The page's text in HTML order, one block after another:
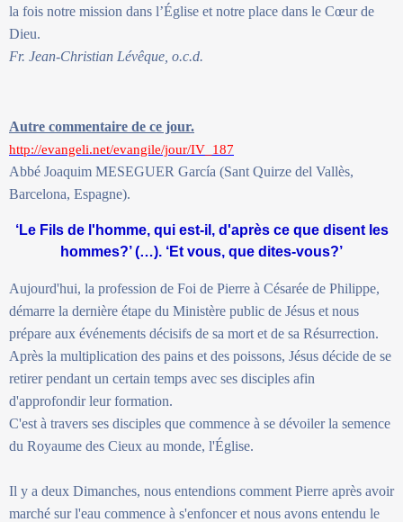
la fois notre mission dans l’Église et notre place dans le Cœur de
Dieu.
Fr. Jean-Christian Lévêque, o.c.d.
Autre commentaire de ce jour.
http://evangeli.net/evangile/jour/IV_187
Abbé Joaquim MESEGUER García (Sant Quirze del Vallès,
Barcelona, Espagne).
‘Le Fils de l'homme, qui est-il, d'après ce que disent les
hommes?’ (…). ‘Et vous, que dites-vous?’
Aujourd'hui, la profession de Foi de Pierre à Césarée de Philippe,
démarre la dernière étape du Ministère public de Jésus et nous
prépare aux événements décisifs de sa mort et de sa Résurrection.
Après la multiplication des pains et des poissons, Jésus décide de se
retirer pendant un certain temps avec ses disciples afin
d'approfondir leur formation.
C'est à travers ses disciples que commence à se dévoiler la semence
du Royaume des Cieux au monde, l'Église.
Il y a deux Dimanches, nous entendions comment Pierre après avoir
marché sur l'eau commence à s'enfoncer et nous avons entendu le